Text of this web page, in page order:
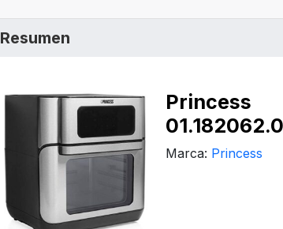
Resumen
Princess
Marca: Princess